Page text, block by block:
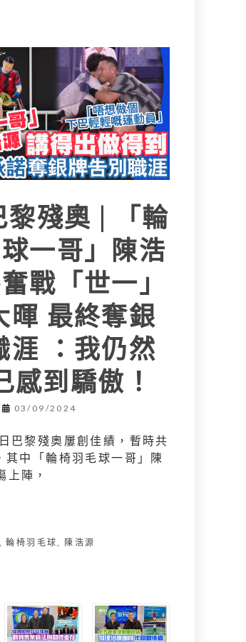
殘奧 | 「輪
一哥」陳浩
戰「世一」
暉 最終奪銀
涯 ：我仍然
感到驕傲！
03/09/2024
巴黎殘奧屢創佳績，暫時共
中「輪椅羽毛球一哥」陳
上陣，
,輪椅羽毛球, 陳浩源